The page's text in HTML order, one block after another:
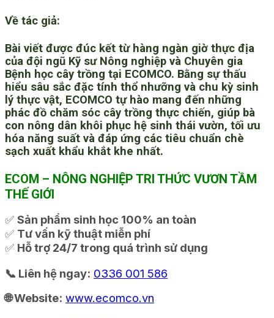
Về tác giả:
Bài viết được đúc kết từ hàng ngàn giờ thực địa
của đội ngũ Kỹ sư Nông nghiệp và Chuyên gia
Bệnh học cây trồng tại ECOMCO. Bằng sự thấu
hiểu sâu sắc đặc tính thổ nhưỡng và chu kỳ sinh
lý thực vật, ECOMCO tự hào mang đến những
phác đồ chăm sóc cây trồng thực chiến, giúp bà
con nông dân khôi phục hệ sinh thái vườn, tối ưu
hóa năng suất và đáp ứng các tiêu chuẩn chè
sạch xuất khẩu khắt khe nhất.
ECOM – NÔNG NGHIỆP TRI THỨC VƯƠN TẦM
THẾ GIỚI
✅ Sản phẩm sinh học 100% an toàn
✅ Tư vấn kỹ thuật miễn phí
✅ Hỗ trợ 24/7 trong quá trình sử dụng
📞 Liên hệ ngay: 0336 001 586
🌐 Website: www.ecomco.vn